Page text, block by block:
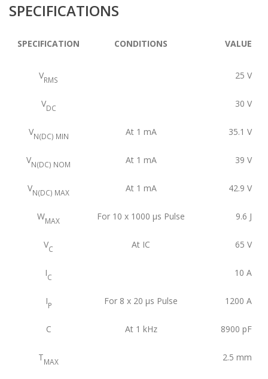
SPECIFICATIONS
SPECIFICATION CONDITIONS VALUE
VRMS 25 V
VDC 30 V
VN(DC) MIN At 1 mA 35.1 V
VN(DC) NOM At 1 mA 39 V
VN(DC) MAX At 1 mA 42.9 V
WMAX For 10 x 1000 μs Pulse 9.6 J
VC At IC 65 V
IC 10 A
IP For 8 x 20 μs Pulse 1200 A
C At 1 kHz 8900 pF
TMAX 2.5 mm